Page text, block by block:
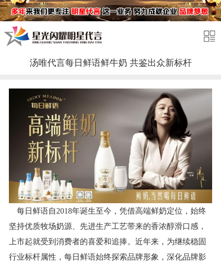
汤唯代言每日鲜语鲜牛奶 共鉴出众新标杆
每日鲜语自2018年诞生至今，凭借高端鲜奶定位，始终
坚持优质牧场奶源、先进生产工艺带来的香浓醇滑口感，
上市起就受到消费者的喜爱和追捧。近年来，为继续稳固
行业标杆属性，每日鲜语始终探索品牌形象，深化品牌影